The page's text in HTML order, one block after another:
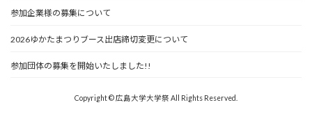
参加企業様の募集について
2026ゆかたまつりブース出店締切変更について
参加団体の募集を開始いたしました!!
Copyright © 広島大学大学祭 All Rights Reserved.